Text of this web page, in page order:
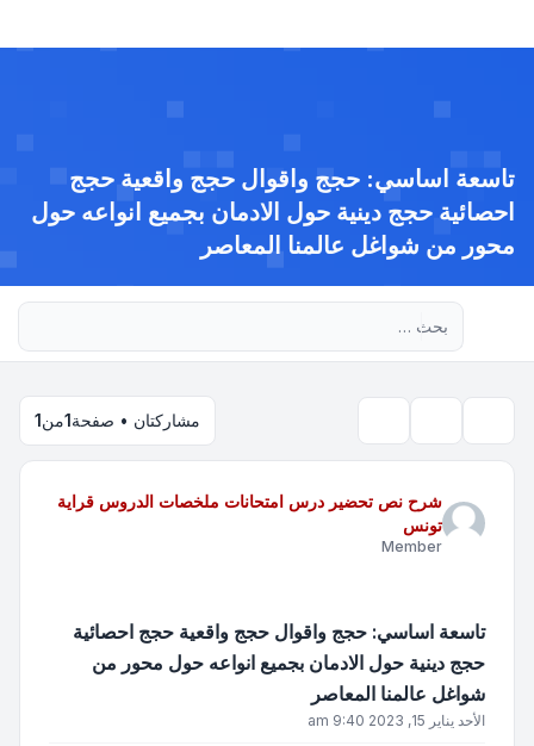
تاسعة اساسي: حجج واقوال حجج واقعية حجج
احصائية حجج دينية حول الادمان بجميع انواعه حول
محور من شواغل عالمنا المعاصر
مشاركتان • صفحة1من1
شرح نص تحضير درس امتحانات ملخصات الدروس قراية
تونس
Member
تاسعة اساسي: حجج واقوال حجج واقعية حجج احصائية
حجج دينية حول الادمان بجميع انواعه حول محور من
شواغل عالمنا المعاصر
الأحد يناير 15, 2023 9:40 am